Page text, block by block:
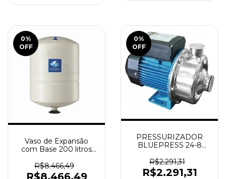
0%
OFF
Vaso de Expansão
com Base 200 litros
R$8.466,49
0%
OFF
PRESSURIZADOR
BLUEPRESS 24-8
MULTI-ESTAGIO
ORBITEC
R$2.291,31
R$2.291,31